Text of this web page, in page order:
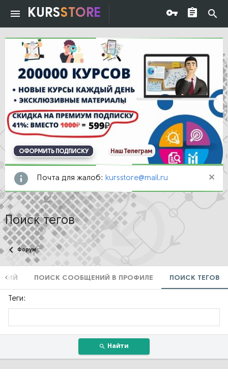
KURSSTORE
ОФОРМИТЬ ПОДПИСКУ Наш Телеграм
Почта для жалоб: kursstore@mail.ru
Поиск тегов
Форум
ПОИСК СООБЩЕНИЙ В ПРОФИЛЕ ПОИСК ТЕГОВ
Теги
Найти